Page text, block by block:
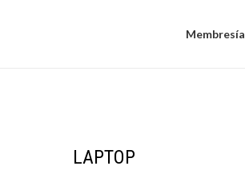
Membresía
LAPTOP